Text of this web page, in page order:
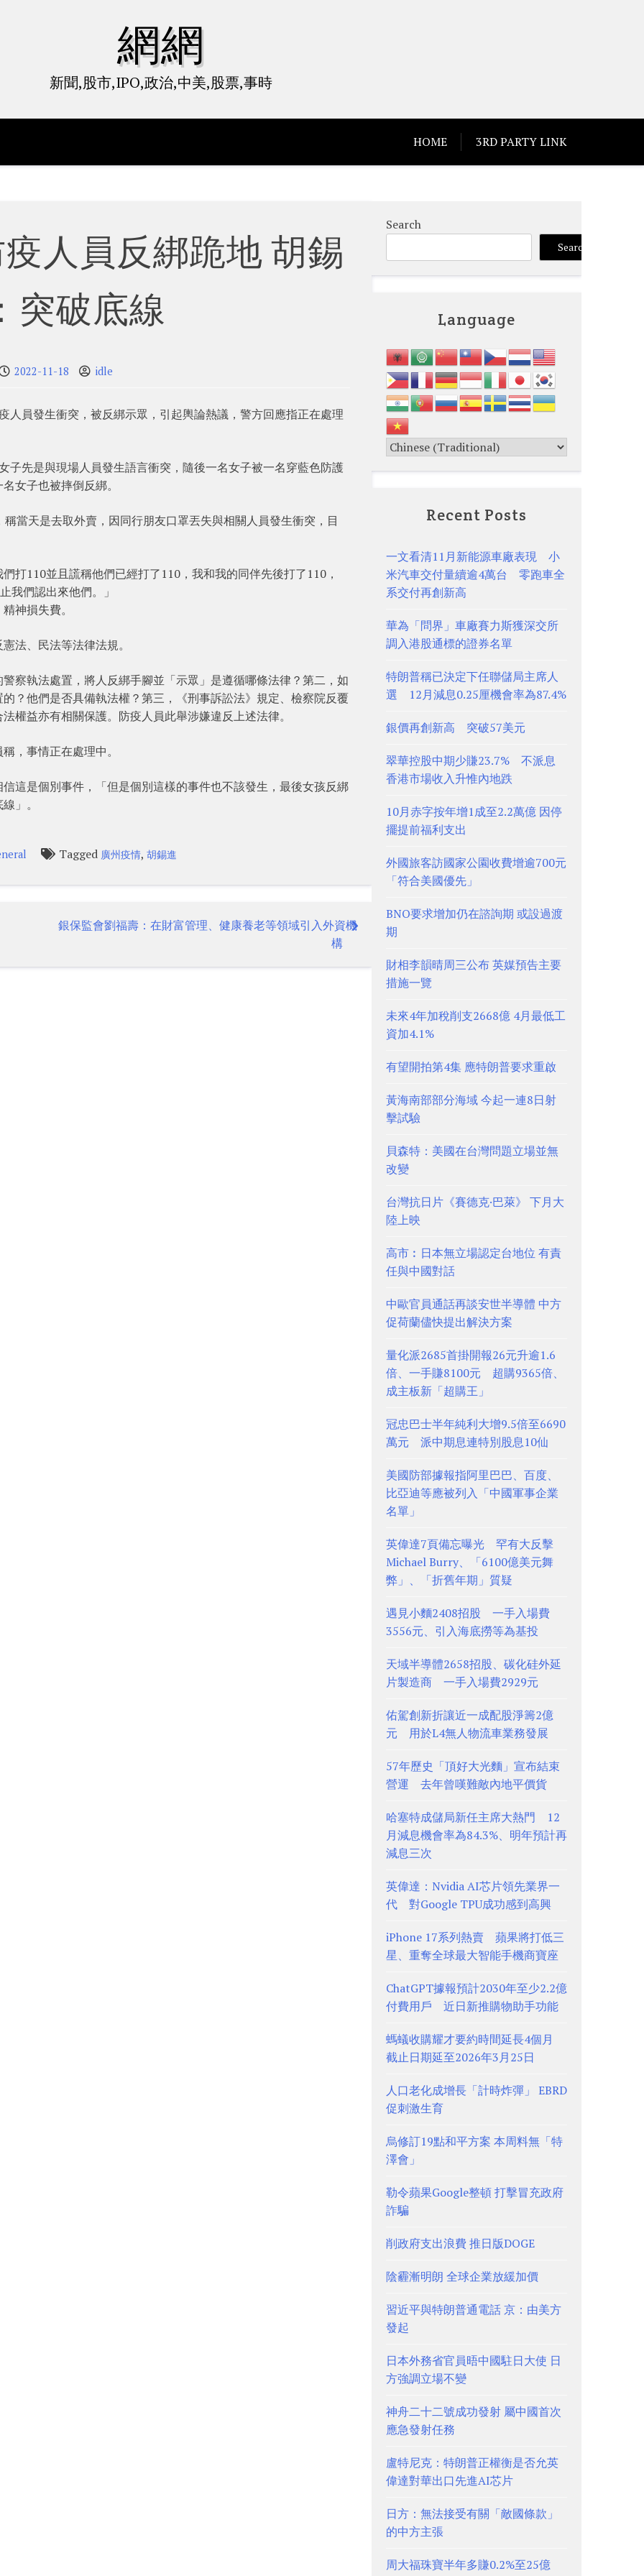
網網
新聞,股市,IPO,政治,中美,股票,事時
HOME 3RD PARTY LINK
人員反綁跪地 胡錫
突破底線
2022-11-18 idle
人員發生衝突，被反綁示眾，引起輿論熱議，警方回應指正在處理
子先是與現場人員發生語言衝突，隨後一名女子被一名穿藍色防護
女子也被摔倒反綁。
當天是去取外賣，因同行朋友口罩丟失與相關人員發生衝突，目
打110並且謊稱他們已經打了110，我和我的同伴先後打了110，
我們認出來他們。」
神損失費。
法、民法等法律法規。
察執法處置，將人反綁手腳並「示眾」是遵循哪條法律？第二，如
？他們是否具備執法權？第三，《刑事訴訟法》規定、檢察院反覆
權益亦有相關保護。防疫人員此舉涉嫌違反上述法律。
，事情正在處理中。
這是個別事件，「但是個別這樣的事件也不該發生，最後女孩反綁
」。
Tagged 廣州疫情,胡錫進
銀保監會劉福壽：在財富管理、健康養老等領域引入外資機
構
Search
Search
Language
Recent Posts
一文看清11月新能源車廠表現 小
米汽車交付量續逾4萬台 零跑車全
系交付再創新高
華為「問界」車廠賽力斯獲深交所
調入港股通標的證券名單
特朗普稱已決定下任聯儲局主席人
選 12月減息0.25厘機會率為87.4%
銀價再創新高 突破57美元
翠華控股中期少賺23.7% 不派息
香港市場收入升惟內地跌
10月赤字按年增1成至2.2萬億 因停
擺提前福利支出
外國旅客訪國家公園收費增逾700元
「符合美國優先」
BNO要求增加仍在諮詢期 或設過渡
期
財相李韻晴周三公布 英媒預告主要
措施一覽
未來4年加稅削支2668億 4月最低工
資加4.1%
有望開拍第4集 應特朗普要求重啟
黃海南部部分海域 今起一連8日射
擊試驗
貝森特：美國在台灣問題立場並無
改變
台灣抗日片《賽德克·巴萊》 下月大
陸上映
高市︰日本無立場認定台地位 有責
任與中國對話
中歐官員通話再談安世半導體 中方
促荷蘭儘快提出解決方案
量化派2685首掛開報26元升逾1.6
倍、一手賺8100元 超購9365倍、
成主板新「超購王」
冠忠巴士半年純利大增9.5倍至6690
萬元 派中期息連特別股息10仙
美國防部據報指阿里巴巴、百度、
比亞迪等應被列入「中國軍事企業
名單」
英偉達7頁備忘曝光 罕有大反擊
Michael Burry、「6100億美元舞
弊」、「折舊年期」質疑
遇見小麵2408招股 一手入場費
3556元、引入海底撈等為基投
天域半導體2658招股、碳化硅外延
片製造商 一手入場費2929元
佑駕創新折讓近一成配股淨籌2億
元 用於L4無人物流車業務發展
57年歷史「頂好大光麵」宣布結束
營運 去年曾嘆難敵內地平價貨
哈塞特成儲局新任主席大熱門 12
月減息機會率為84.3%、明年預計再
減息三次
英偉達：Nvidia AI芯片領先業界一
代 對Google TPU成功感到高興
iPhone 17系列熱賣 蘋果將打低三
星、重奪全球最大智能手機商寶座
ChatGPT據報預計2030年至少2.2億
付費用戶 近日新推購物助手功能
螞蟻收購耀才要約時間延長4個月
截止日期延至2026年3月25日
人口老化成增長「計時炸彈」 EBRD
促刺激生育
烏修訂19點和平方案 本周料無「特
澤會」
勒令蘋果Google整頓 打擊冒充政府
詐騙
削政府支出浪費 推日版DOGE
陰霾漸明朗 全球企業放緩加價
習近平與特朗普通電話 京：由美方
發起
日本外務省官員晤中國駐日大使 日
方強調立場不變
神舟二十二號成功發射 屬中國首次
應急發射任務
盧特尼克：特朗普正權衡是否允英
偉達對華出口先進AI芯片
日方：無法接受有關「敵國條款」
的中方主張
周大福珠寶半年多賺0.2%至25億